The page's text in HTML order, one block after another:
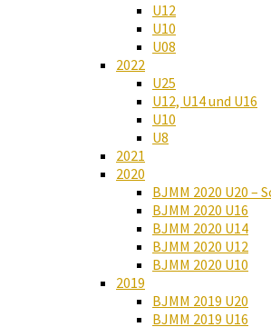
U12
U10
U08
2022
U25
U12, U14 und U16
U10
U8
2021
2020
BJMM 2020 U20 –
BJMM 2020 U16
BJMM 2020 U14
BJMM 2020 U12
BJMM 2020 U10
2019
BJMM 2019 U20
BJMM 2019 U16